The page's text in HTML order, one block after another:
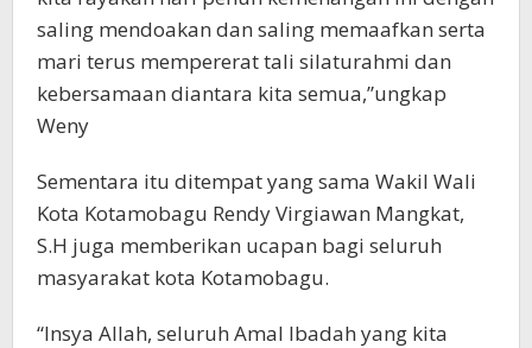
saling mendoakan dan saling memaafkan serta
mari terus mempererat tali silaturahmi dan
kebersamaan diantara kita semua,”ungkap
Weny
Sementara itu ditempat yang sama Wakil Wali
Kota Kotamobagu Rendy Virgiawan Mangkat,
S.H juga memberikan ucapan bagi seluruh
masyarakat kota Kotamobagu.
“Insya Allah, seluruh Amal Ibadah yang kita